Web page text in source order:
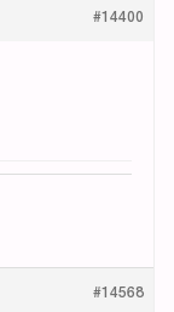
#14400
#14568